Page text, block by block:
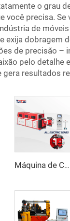
o grau
você precisa. Se
de
exija dobragem
de precisão –
pelo detalhe
gera resultados
Máquina de Curvar Tubos de Série CNC Automática Totalmente Elétrica Rotativa Bidirecional para Tubos de Aço e Metal